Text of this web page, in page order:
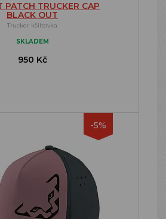
PATCH TRUCKER CAP
BLACK OUT
Trucker kšiltovka
SKLADEM
950 Kč
-5%